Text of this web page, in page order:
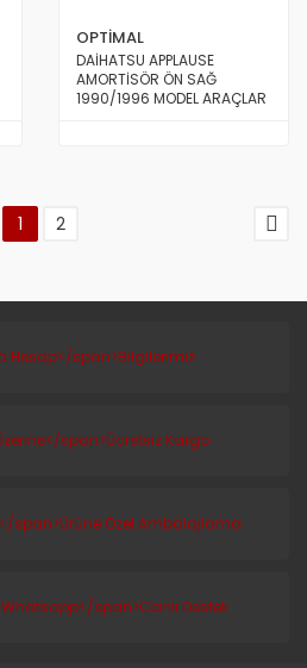
OPTİMAL
DAİHATSU APPLAUSE
AMORTİSÖR ÖN SAĞ
1990/1996 MODEL ARAÇLAR
1 2